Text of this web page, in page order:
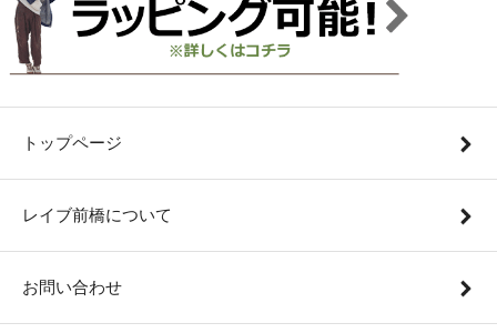
トップページ
レイブ前橋について
お問い合わせ